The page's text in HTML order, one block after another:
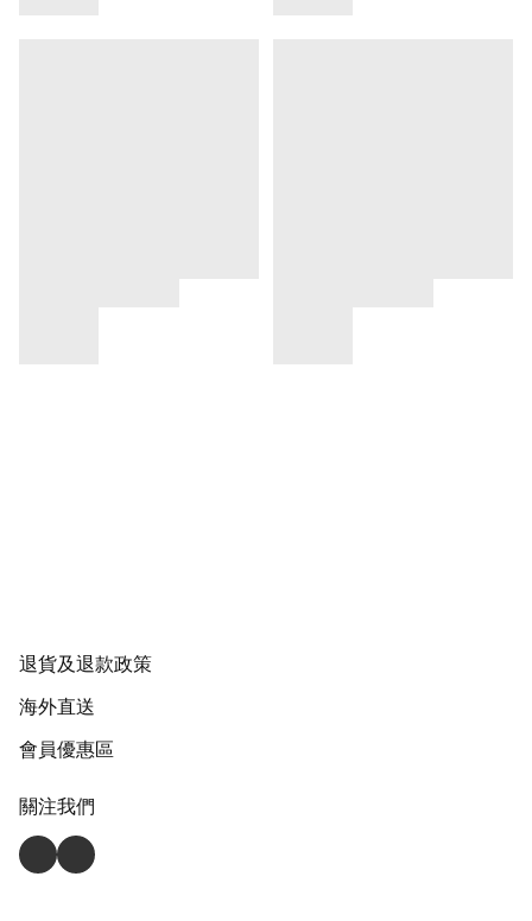
退貨及退款政策
海外直送
會員優惠區
關注我們